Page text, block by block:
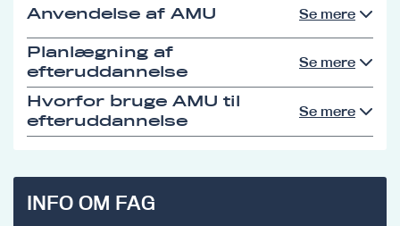
Anvendelse af AMU Se mere
Planlægning af
efteruddannelse
Se mere
Hvorfor bruge AMU til
efteruddannelse
Se mere
INFO OM FAG